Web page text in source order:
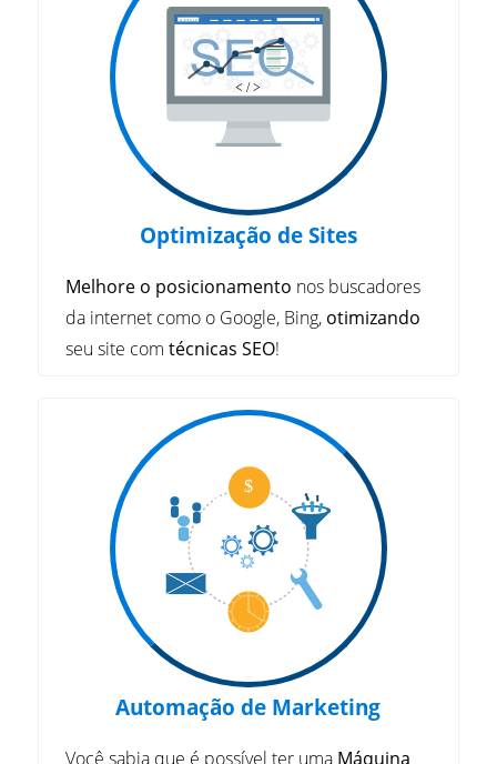
Optimização de Sites
Melhore o posicionamentonos buscadores
da internet como o Google, Bing,
otimizando
seu site com
técnicas SEO
Automação de Marketing
Você sabia que é possível ter umaMáquina
de Vendas trabalhando para você 24h por